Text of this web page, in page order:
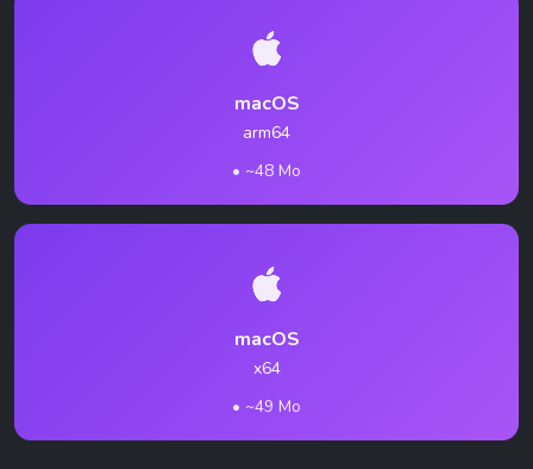
macOS
arm64
• ~48 Mo
macOS
x64
• ~49 Mo